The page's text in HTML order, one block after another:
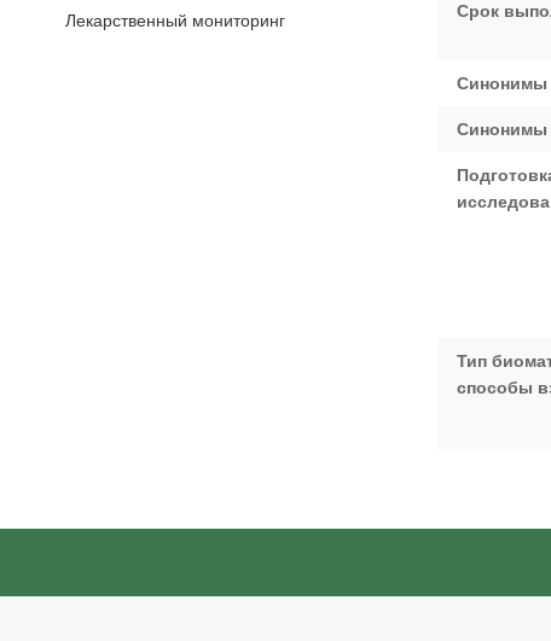
Лекарственный мониторинг Срок
Синонимы
Синонимы
Тип
способы